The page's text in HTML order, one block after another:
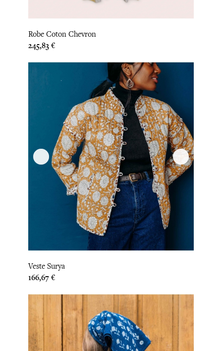
Robe Coton Chevron
Prix
245,83 €
Veste Surya
Prix
166,67 €